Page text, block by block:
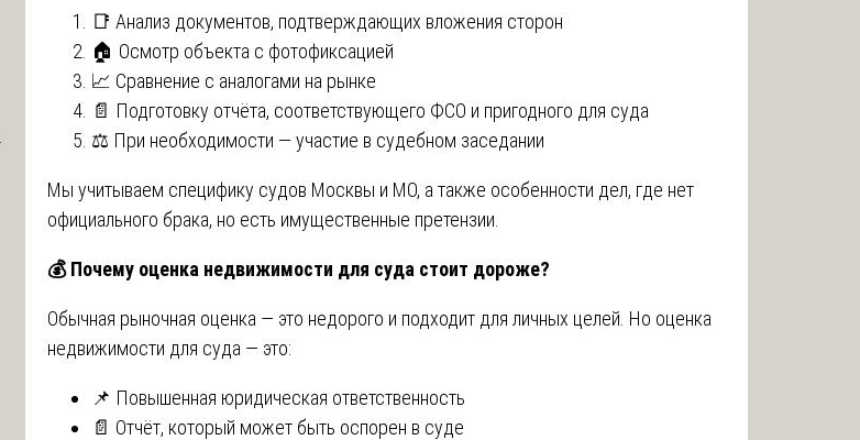
📑 Анализ документов, подтверждающих вложения сторон
🏠 Осмотр объекта с фотофиксацией
📈 Сравнение с аналогами на рынке
📄 Подготовку отчёта, соответствующего ФСО и пригодного для суда
⚖️ При необходимости — участие в судебном заседании
Мы учитываем специфику судов Москвы и МО, а также особенности дел, где нет
официального брака, но есть имущественные претензии.
💰Почему оценка недвижимости для суда стоит дороже?
Обычная рыночная оценка — это недорого и подходит для личных целей. Но оценка
недвижимости для суда — это:
📌 Повышенная юридическая ответственность
📄 Отчёт, который может быть оспорен в суде